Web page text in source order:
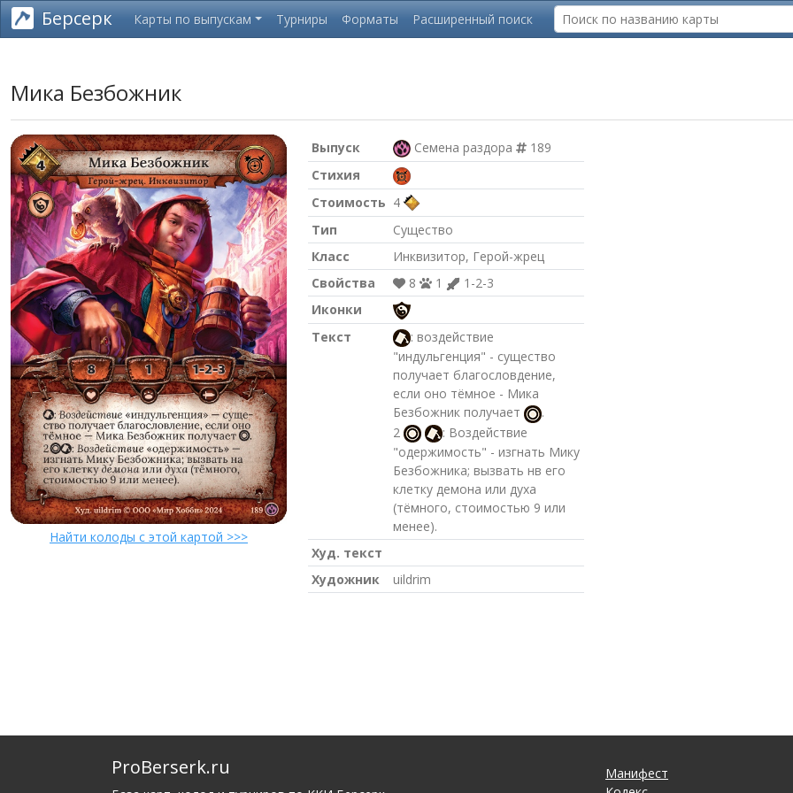
Берсерк Карты по выпускам Турниры Форматы Расширенный поиск
Мика Безбожник
Найти колоды с этой картой >>>
Выпуск Семена раздора
189
Стихия
Стоимость 4
Тип
Существо
Класс
Инквизитор, Герой-жрец
Свойства
8 1
1-2-3
Иконки
Текст
: воздействие
"индульгенция" - существо
получает благословдение,
если оно тёмное - Мика
Безбожник получает
.
2
: Воздействие
"одержимость" - изгнать Мику
Безбожника; вызвать нв его
клетку демона или духа
(тёмного, стоимостью 9 или
менее).
Худ. текст
Художник
uildrim
ProBerserk.ru
Манифест